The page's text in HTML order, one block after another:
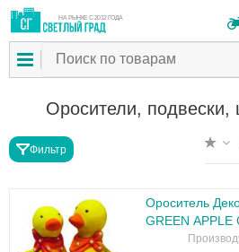
НА РЫНКЕ С 2012 ГОДА
Оросители, подвески,
Фильтр
Ороситель
GREEN APPLE